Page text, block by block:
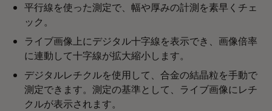
平行線を使った測定で、幅や厚みの計測を素早くチェ
ック。
ライブ画像上にデジタル十字線を表示でき、画像倍率
に連動して十字線が拡大縮小します。
デジタルレチクルを使用して、合金の結晶粒を手動で
測定できます。測定の基準として、ライブ画像にレチ
クルが表示されます。